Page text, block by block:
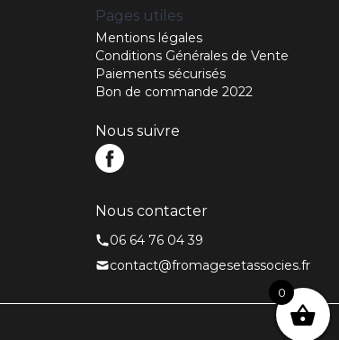
Pages utiles
Mentions légales
Conditions Générales de Vente
Paiements sécurisés
Bon de commande 2022
Nous suivre
Nous contacter
06 64 76 04 39
contact@fromagesetassocies.fr
0